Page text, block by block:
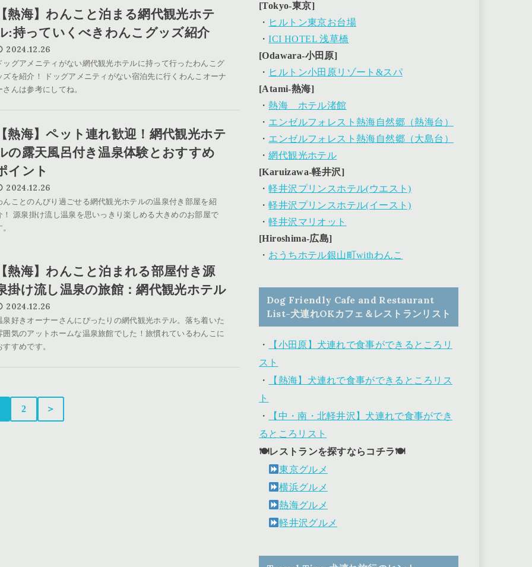
熱海】わんこと泊まる網代観光ホテ
:持っていくべきわんこグッズ紹介
2024.12.26
ッグアメニティがない網代観光ホテルに持って行ったわんこグ
ズを紹介！ ドッグアメニティがない宿泊先に行くわんこオーナ
さんは参考にしてね。
熱海】ペット連れ歓迎！網代観光ホテ
の露天風呂付き温泉体験とおすすめ
イント
2024.12.26
んことのんびり過ごせる網代観光ホテルの温泉付き部屋を紹
！ 源泉掛け流し温泉を思いっきり楽しめる大きめのお部屋で
熱海】わんこと泊まれる部屋付き源
掛け流し温泉の旅館：網代観光ホテル
2024.12.26
泉好きオーナーさんにぴったりの網代観光ホテル。落ち着いた
囲気のアットホームな温泉旅館でした！旅慣れているわんこに
すすめです。
2 ＞
[Tokyo-東京]
・ ヒルトン東京お台場
・ICI HOTEL 浅草橋
[Odawara-小田原]
・ ヒルトン小田原リゾート&スパ
[Atami-熱海]
・熱海 ホテル渚館
・ エンゼルフォレスト熱海自然郷（熱海台）
・ エンゼルフォレスト熱海自然郷（大島台）
・網代観光ホテル
[Karuizawa-軽井沢]
・軽井沢プリンスホテル(ウエスト)
・軽井沢プリンスホテル(イースト)
・軽井沢マリオット
[Hiroshima-広島]
・ おうちホテル銀山町withわんこ
Dog Friendly Cafe and Restaurant
List-犬連れOKカフェ＆レストランリスト
・
【小田原】犬連れで食事ができるところリ
スト
・
【熱海】犬連れで食事ができるところリス
ト
・
【中・南・北軽井沢】犬連れで食事ができ
るところリスト
🍽レストランを探すならコチラ🍽
東京グルメ
横浜グルメ
熱海グルメ
軽井沢グルメ